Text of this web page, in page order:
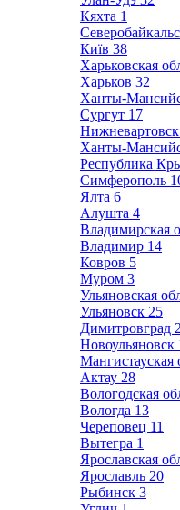
Кяхта 1
Київ 38
Харьковская
Харьков 32
Ханты-
Сургут 17
Нижневартовск
Ханты-
Республика
Симферополь
Ялта 6
Алушта 4
Владимирская
Владимир 14
Ковров 5
Муром 3
Ульяновская
Ульяновск 25
Димитровград 2
Новоульяновск
Мангистауская
Актау 28
Вологодская
Вологда 13
Череповец 11
Вытегра 1
Ярославская
Ярославль 20
Рыбинск 3